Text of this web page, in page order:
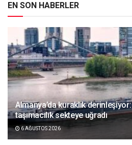
EN SON HABERLER
Almanya’da kuraklık
taşımacılık sekteye uğradı
6 AĞUSTOS 2026